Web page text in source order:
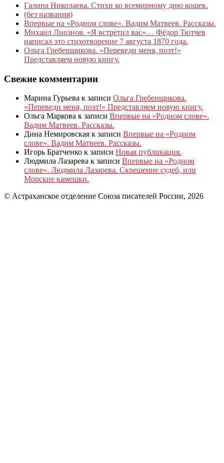
Галина Николаева. Стихи ко всемирному дню кошек.
(без названия)
Впервые на «Родном слове». Вадим Матвеев. Рассказы.
Михаил Лиознов. «Я встретил вас»… Фёдор Тютчев
написал это стихотворение 7 августа 1870 года.
Ольга Гребенщикова. «Переведи меня, поэт!»
Представляем новую книгу.
Свежие комментарии
Марина Гурьева к записи Ольга Гребенщикова.
«Переведи меня, поэт!» Представляем новую книгу.
Ольга Маркова к записи Впервые на «Родном слове».
Вадим Матвеев. Рассказы.
Дина Немировская к записи Впервые на «Родном
слове». Вадим Матвеев. Рассказы.
Игорь Братченко к записи Новая публикация.
Людмила Лазарева к записи Впервые на «Родном
слове». Людмила Лазарева. Скрещение судеб, или
Морские камешки.
© Астраханское отделение Союза писателей России, 2026